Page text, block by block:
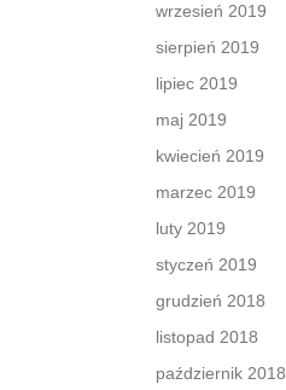
wrzesień 2019
sierpień 2019
lipiec 2019
maj 2019
kwiecień 2019
marzec 2019
luty 2019
styczeń 2019
grudzień 2018
listopad 2018
październik 2018